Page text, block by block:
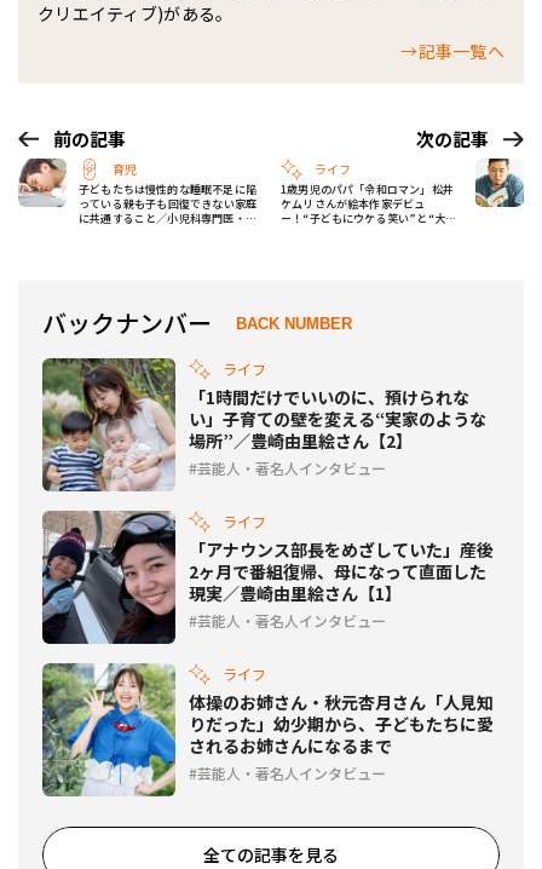
クリエイティブ)がある。
→記事一覧へ
前の記事
育児
子どもたちは慢性的な睡眠不足に陥
っている――親も子も回復できない家庭
に共通すること／小児科専門医・成
次の記事
ライフ
1歳男児のパパ「令和ロマン」松井
ケムリさんが絵本作家デビュ
ー！“子どもにウケる笑い”と“大人
バックナンバー BACK NUMBER
ライフ
「1時間だけでいいのに、預けられな
い」子育ての壁を変える“実家のような
場所”／豊崎由里絵さん【2】
芸能人・著名人インタビュー
ライフ
「アナウンス部長をめざしていた」産後
2ヶ月で番組復帰、母になって直面した
現実／豊崎由里絵さん【1】
芸能人・著名人インタビュー
ライフ
体操のお姉さん・秋元杏月さん「人見知
りだった」幼少期から、子どもたちに愛
されるお姉さんになるまで
芸能人・著名人インタビュー
全ての記事を見る